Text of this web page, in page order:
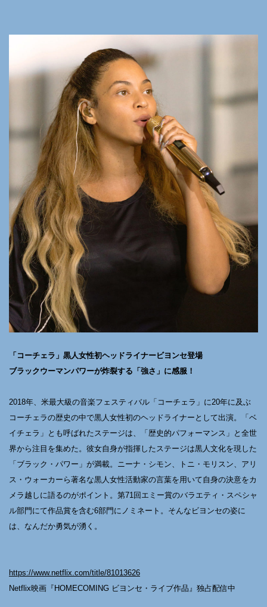
「コーチェラ」黒人女性初ヘッドライナービヨンセ登場
ブラックウーマンパワーが炸裂する「強さ」に感服！
2018年、米最大級の音楽フェスティバル「コーチェラ」に20年に及ぶ
コーチェラの歴史の中で黒人女性初のヘッドライナーとして出演。「ベ
イチェラ」とも呼ばれたステージは、「歴史的パフォーマンス」と全世
界から注目を集めた。彼女自身が指揮したステージは黒人文化を現した
「ブラック・パワー」が満載。ニーナ・シモン、トニ・モリスン、アリ
ス・ウォーカーら著名な黒人女性活動家の言葉を用いて自身の決意をカ
メラ越しに語るのがポイント。第71回エミー賞のバラエティ・スペシャ
ル部門にて作品賞を含む6部門にノミネート。そんなビヨンセの姿に
は、なんだか勇気が湧く。
https://www.netflix.com/title/81013626
Netflix映画『HOMECOMING ビヨンセ・ライブ作品』独占配信中